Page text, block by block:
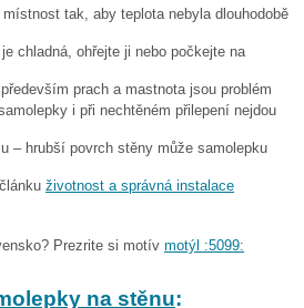
tak, aby teplota nebyla dlouhodobě
chladná, ohřejte ji nebo počkejte na
prach a mastnota jsou problém
i při nechtěném přilepení nejdou
– hrubší povrch stěny může samolepku
životnost a správná instalace
Prezrite si motív motýl :5099:
na stěnu: